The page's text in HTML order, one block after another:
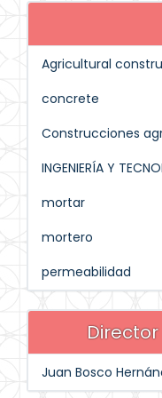
Agricultural
concrete
Construcciones
INGENIERÍA Y
mortar
mortero
permeabilidad
Juan Bosco